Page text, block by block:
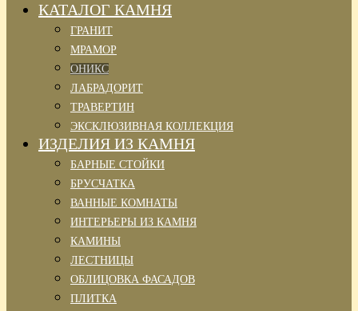
КАТАЛОГ КАМНЯ
ГРАНИТ
МРАМОР
ОНИКС
ЛАБРАДОРИТ
ТРАВЕРТИН
ЭКСКЛЮЗИВНАЯ КОЛЛЕКЦИЯ
ИЗДЕЛИЯ ИЗ КАМНЯ
БАРНЫЕ СТОЙКИ
БРУСЧАТКА
ВАННЫЕ КОМНАТЫ
ИНТЕРЬЕРЫ ИЗ КАМНЯ
КАМИНЫ
ЛЕСТНИЦЫ
ОБЛИЦОВКА ФАСАДОВ
ПЛИТКА